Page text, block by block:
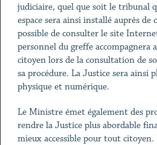
judiciaire, quel que soit le tribunal
espace sera ainsi installé auprès de
possible de consulter le site
personnel du greffe
citoyen lors de la consultation de
sa procédure. La Justice sera ainsi
physique et numérique.
Le Ministre émet également des
rendre la Justice plus abordable
mieux accessible pour tout citoyen.